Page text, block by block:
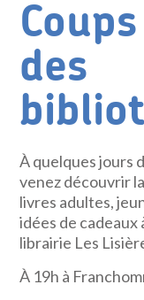
des
À quelques jours
venez découvrir
livres adultes,
idées de
librairie Les
À 19h à